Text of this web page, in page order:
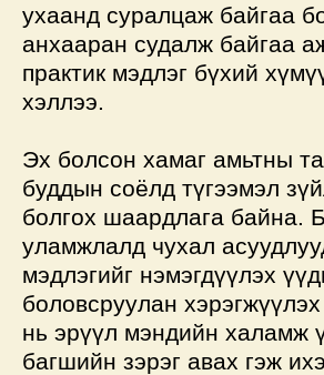
ухаанд суралцаж байгаа
анхааран судалж байгаа
практик мэдлэг бүхий
хэллээ.
Эх болсон хамаг амьтны
буддын соёлд түгээмэл
болгох шаардлага байна.
уламжлалд чухал
мэдлэгийг нэмэгдүүлэх
боловсруулан
нь эрүүл мэндийн халамж
багшийн зэрэг авах гэж